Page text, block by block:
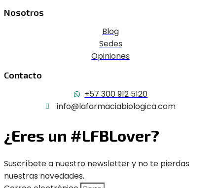
Nosotros
Blog
Sedes
Opiniones
Contacto
+57 300 912 5120
info@lafarmaciabiologica.com
¿Eres un #LFBLover?
Suscríbete a nuestro newsletter y no te pierdas
nuestras novedades.